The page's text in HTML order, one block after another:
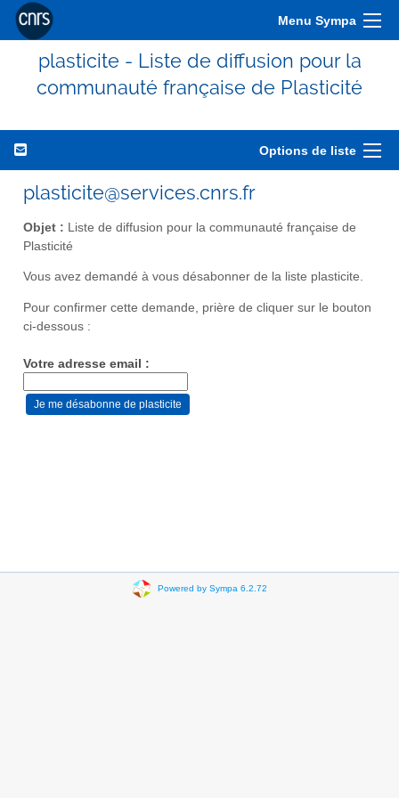
Menu Sympa
plasticite - Liste de diffusion pour la
communauté française de Plasticité
Options de liste
plasticite@services.cnrs.fr
Objet : Liste de diffusion pour la communauté française de
Plasticité
Vous avez demandé à vous désabonner de la liste plasticite.
Pour confirmer cette demande, prière de cliquer sur le bouton
ci-dessous :
Votre adresse email :
Powered by Sympa 6.2.72